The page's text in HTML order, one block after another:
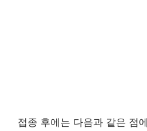
접종 후에는 다음과 같은 점